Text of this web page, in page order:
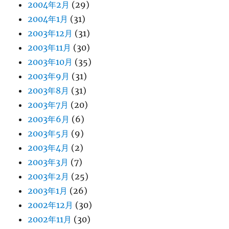
2004年2月 (29)
2004年1月 (31)
2003年12月 (31)
2003年11月 (30)
2003年10月 (35)
2003年9月 (31)
2003年8月 (31)
2003年7月 (20)
2003年6月 (6)
2003年5月 (9)
2003年4月 (2)
2003年3月 (7)
2003年2月 (25)
2003年1月 (26)
2002年12月 (30)
2002年11月 (30)